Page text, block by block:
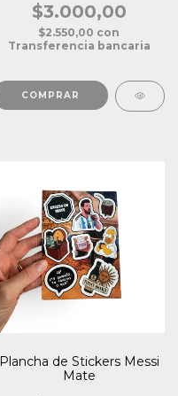
$3.000,00
$2.550,00 con
Transferencia bancaria
Plancha de Stickers Messi
Mate